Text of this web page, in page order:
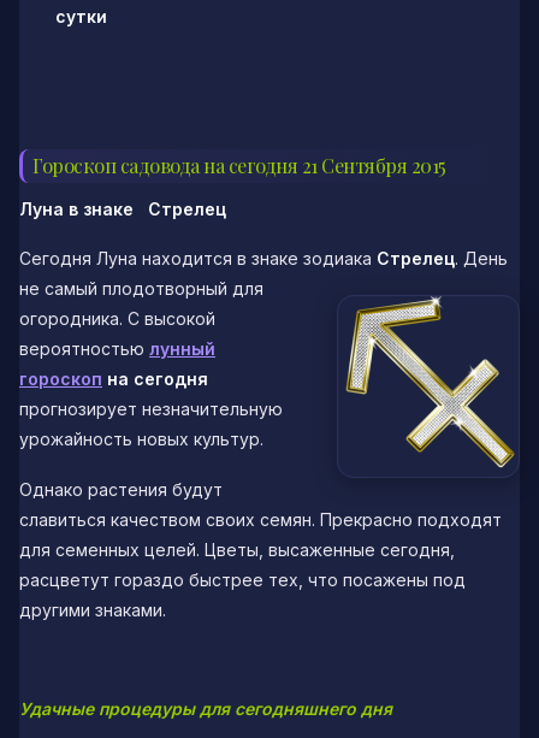
сутки
Гороскоп садовода на сегодня 21 Сентября 2015
Луна в знаке Стрелец
Сегодня Луна находится в знаке зодиака Стрелец. День
не самый плодотворный для
огородника. С высокой
вероятностью лунный
гороскоп на сегодня
прогнозирует незначительную
урожайность новых культур.
Однако растения будут
славиться качеством своих семян. Прекрасно подходят
для семенных целей. Цветы, высаженные сегодня,
расцветут гораздо быстрее тех, что посажены под
другими знаками.
Удачные процедуры для сегодняшнего дня